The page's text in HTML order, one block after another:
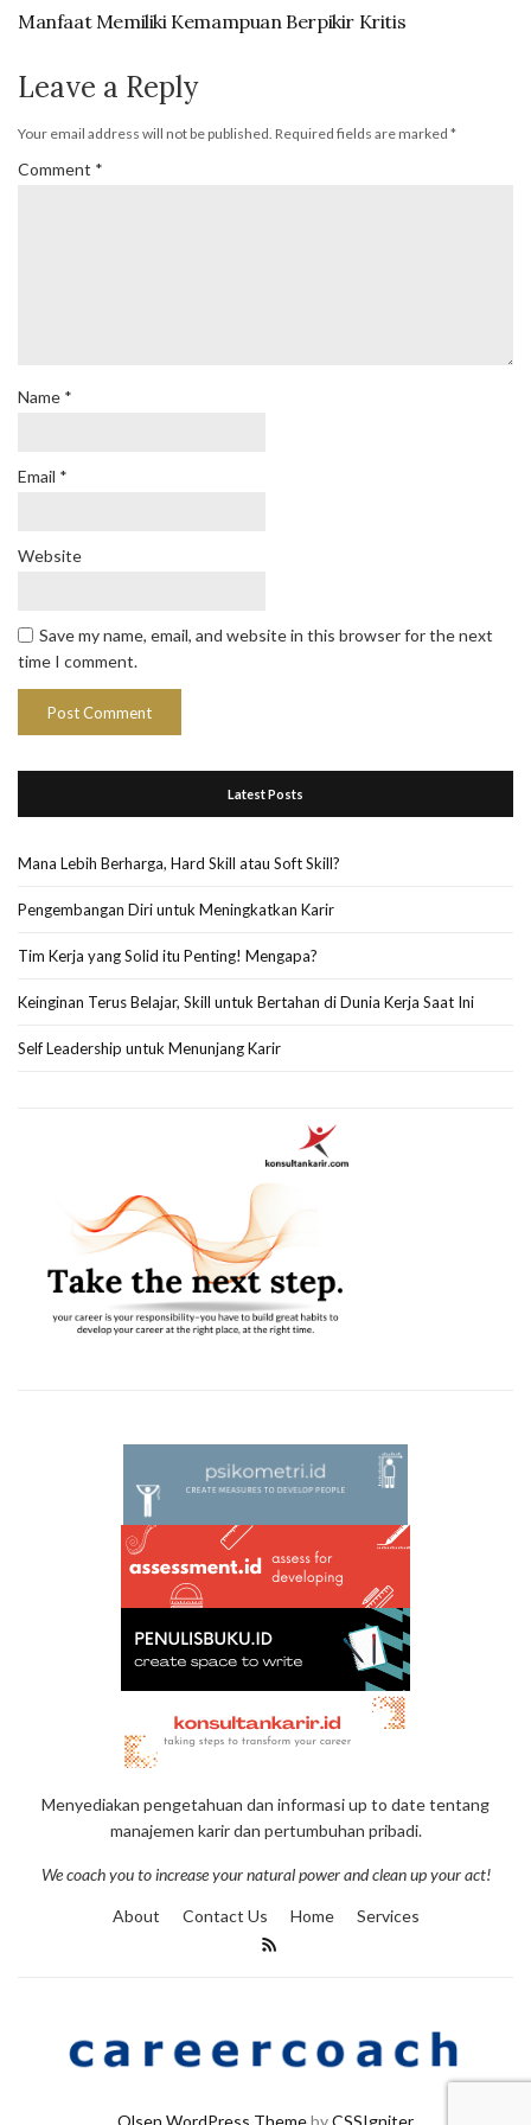
Manfaat Memiliki Kemampuan Berpikir Kritis
Leave a Reply
Your email address will not be published. Required fields are marked *
Comment *
Name *
Email *
Website
Save my name, email, and website in this browser for the next
time I comment.
Latest Posts
Mana Lebih Berharga, Hard Skill atau Soft Skill?
Pengembangan Diri untuk Meningkatkan Karir
Tim Kerja yang Solid itu Penting! Mengapa?
Keinginan Terus Belajar, Skill untuk Bertahan di Dunia Kerja Saat Ini
Self Leadership untuk Menunjang Karir
Menyediakan pengetahuan dan informasi up to date tentang
manajemen karir dan pertumbuhan pribadi.
We coach you to increase your natural power and clean up your act!
About Contact Us Home Services